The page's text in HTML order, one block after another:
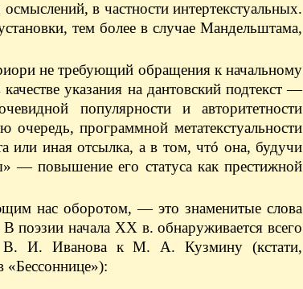
в частности интертекстуальных.
тем более в случае Мандельштама,
не требующий обращения к начальному
указания на дантовский подтекст —
популярности и авторитетности
очередь, программной метатекстуальности
или иная отсылка, а в том, чтó она, будучи
— повышение его статуса как престижной
нас оборотом, — это знаменитые слова
поэзии начала ХХ в. обнаруживается всего
В. И. Иванова к М. А. Кузмину (кстати,